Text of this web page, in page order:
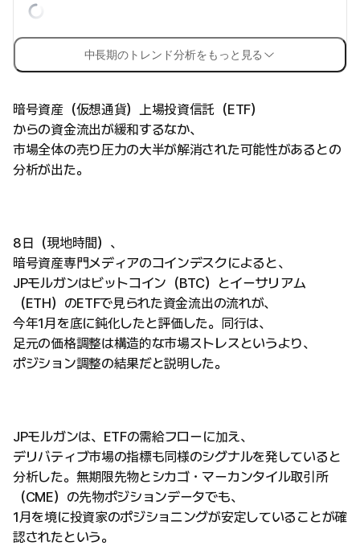
中長期のトレンド分析をもっと見る
暗号資産（仮想通貨）上場投資信託（ETF）
からの資金流出が緩和するなか、
市場全体の売り圧力の大半が解消された可能性があるとの
分析が出た。
8日（現地時間）、
暗号資産専門メディアのコインデスクによると、
JPモルガンはビットコイン（BTC）とイーサリアム
（ETH）のETFで見られた資金流出の流れが、
今年1月を底に鈍化したと評価した。同行は、
足元の価格調整は構造的な市場ストレスというより、
ポジション調整の結果だと説明した。
JPモルガンは、ETFの需給フローに加え、
デリバティブ市場の指標も同様のシグナルを発していると
分析した。無期限先物とシカゴ・マーカンタイル取引所
（CME）の先物ポジションデータでも、
1月を境に投資家のポジショニングが安定していることが確
認されたという。